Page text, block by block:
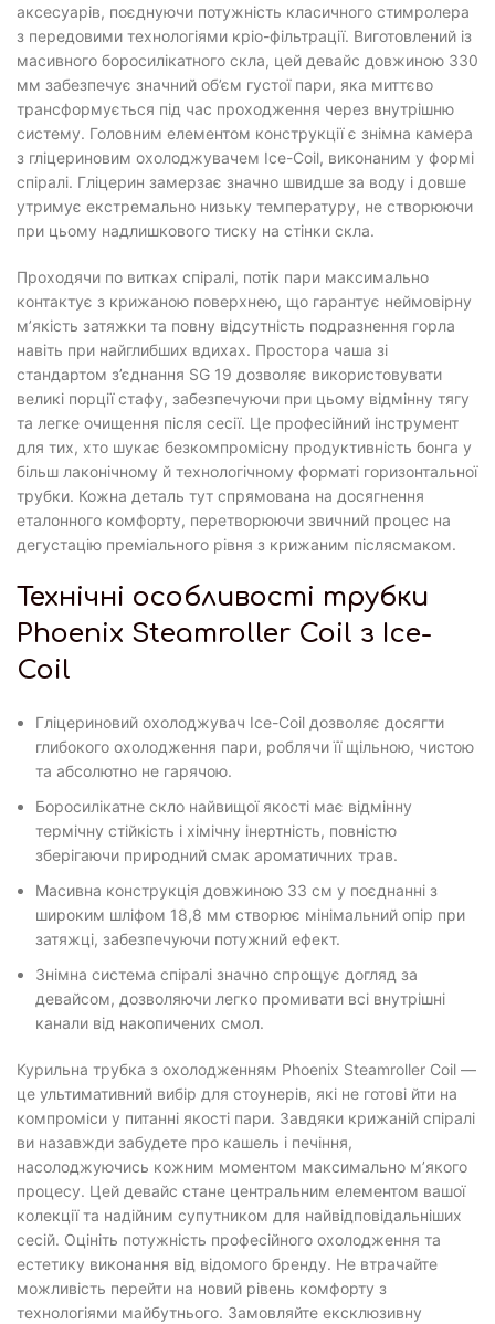
аксесуарів, поєднуючи потужність класичного стимролера
з передовими технологіями кріо-фільтрації. Виготовлений із
масивного боросилікатного скла, цей девайс довжиною 330
мм забезпечує значний об’єм густої пари, яка миттєво
трансформується під час проходження через внутрішню
систему. Головним елементом конструкції є знімна камера
з гліцериновим охолоджувачем Ice-Coil, виконаним у формі
спіралі. Гліцерин замерзає значно швидше за воду і довше
утримує екстремально низьку температуру, не створюючи
при цьому надлишкового тиску на стінки скла.
Проходячи по витках спіралі, потік пари максимально
контактує з крижаною поверхнею, що гарантує неймовірну
м’якість затяжки та повну відсутність подразнення горла
навіть при найглибших вдихах. Простора чаша зі
стандартом з’єднання SG 19 дозволяє використовувати
великі порції стафу, забезпечуючи при цьому відмінну тягу
та легке очищення після сесії. Це професійний інструмент
для тих, хто шукає безкомпромісну продуктивність бонга у
більш лаконічному й технологічному форматі горизонтальної
трубки. Кожна деталь тут спрямована на досягнення
еталонного комфорту, перетворюючи звичний процес на
дегустацію преміального рівня з крижаним післясмаком.
Технічні особливості трубки
Phoenix Steamroller Coil з Ice-
Coil
Гліцериновий охолоджувач Ice-Coil дозволяє досягти
глибокого охолодження пари, роблячи її щільною, чистою
та абсолютно не гарячою.
Боросилікатне скло найвищої якості має відмінну
термічну стійкість і хімічну інертність, повністю
зберігаючи природний смак ароматичних трав.
Масивна конструкція довжиною 33 см у поєднанні з
широким шліфом 18,8 мм створює мінімальний опір при
затяжці, забезпечуючи потужний ефект.
Знімна система спіралі значно спрощує догляд за
девайсом, дозволяючи легко промивати всі внутрішні
канали від накопичених смол.
Курильна трубка з охолодженням Phoenix Steamroller Coil —
це ультимативний вибір для стоунерів, які не готові йти на
компроміси у питанні якості пари. Завдяки крижаній спіралі
ви назавжди забудете про кашель і печіння,
насолоджуючись кожним моментом максимально м’якого
процесу. Цей девайс стане центральним елементом вашої
колекції та надійним супутником для найвідповідальніших
сесій. Оцініть потужність професійного охолодження та
естетику виконання від відомого бренду. Не втрачайте
можливість перейти на новий рівень комфорту з
технологіями майбутнього. Замовляйте ексклюзивну